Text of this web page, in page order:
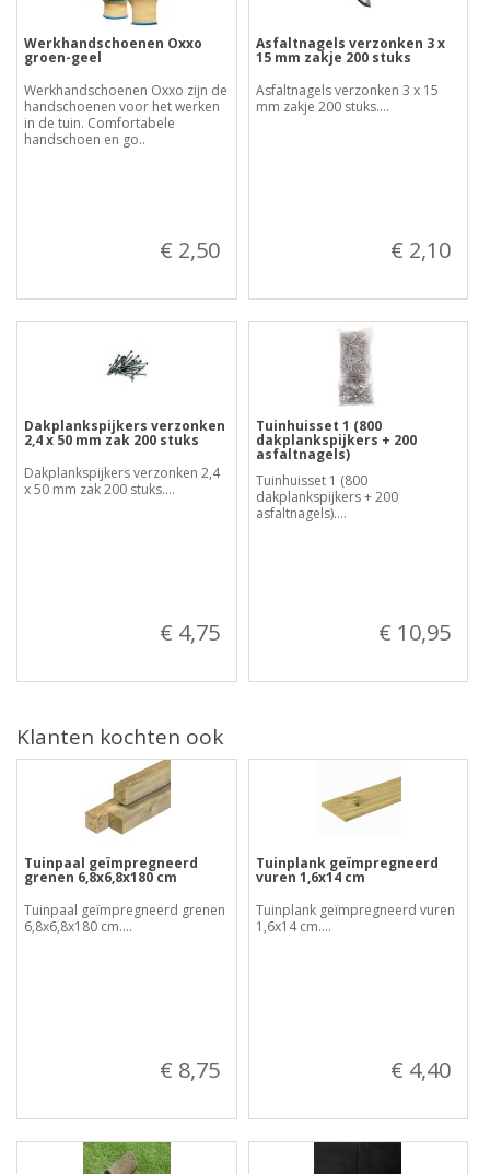
Werkhandschoenen Oxxo
groen-geel
Werkhandschoenen Oxxo zijn de
handschoenen voor het werken
in de tuin. Comfortabele
handschoen en go..
€ 2,50
Asfaltnagels verzonken 3 x
15 mm zakje 200 stuks
Asfaltnagels verzonken 3 x 15
mm zakje 200 stuks....
€ 2,10
Dakplankspijkers verzonken
2,4 x 50 mm zak 200 stuks
Dakplankspijkers verzonken 2,4
x 50 mm zak 200 stuks....
€ 4,75
Tuinhuisset 1 (800
dakplankspijkers + 200
asfaltnagels)
Tuinhuisset 1 (800
dakplankspijkers + 200
asfaltnagels)....
€ 10,95
Klanten kochten ook
Tuinpaal geïmpregneerd
grenen 6,8x6,8x180 cm
Tuinpaal geïmpregneerd grenen
6,8x6,8x180 cm....
€ 8,75
Tuinplank geïmpregneerd
vuren 1,6x14 cm
Tuinplank geïmpregneerd vuren
1,6x14 cm....
€ 4,40